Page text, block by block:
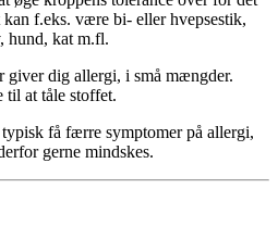
f.eks. være bi- eller hvepsestik,
hund, kat m.fl.
giver dig allergi, i små mængder.
at tåle stoffet.
få færre symptomer på allergi,
gerne mindskes.